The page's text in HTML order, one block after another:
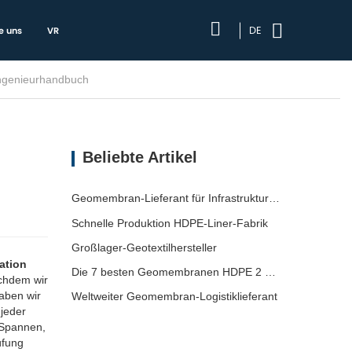
uns VR DE
Schritt-Anleitung zur Installation von HDPE-Geomembranen | Ingenieurhandbuch
wir
wir
Beliebte Artikel
Geomembran-Lieferant für Infrastrukturentwickler
Schnelle Produktion HDPE-Liner-Fabrik
Großlager-Geotextilhersteller
Weltweiter Geomembran-Logistiklieferant